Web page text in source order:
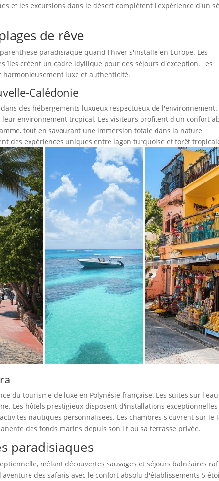
et les excursions dans le désert complètent l'expérience d'un
de rêve
paradisiaque quand l'hiver s'installe en Europe. Les
îles créent un cadre idyllique pour des séjours d'exception. Les
luxe et authenticité.
Calédonie
des hébergements luxueux respectueux de l'environnement.
environnement tropical. Les visiteurs profitent d'un confort
tout en savourant une immersion totale dans la nature
des expériences uniques entre lagon turquoise et forêt
du tourisme de luxe en Polynésie française. Les suites sur l'eau
Les hôtels prestigieux disposent d'installations exceptionnelles
nautiques personnalisées. Les chambres s'ouvrent sur le
des fonds marins depuis son lit ou sa terrasse privée.
paradisiaques
mêlant découvertes sauvages et séjours balnéaires
des safaris avec le confort absolu d'établissements 5